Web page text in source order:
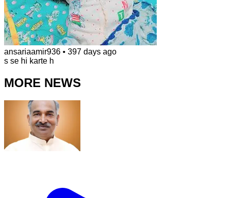
ansariaamir936 • 397 days ago
s se hi karte h
MORE NEWS